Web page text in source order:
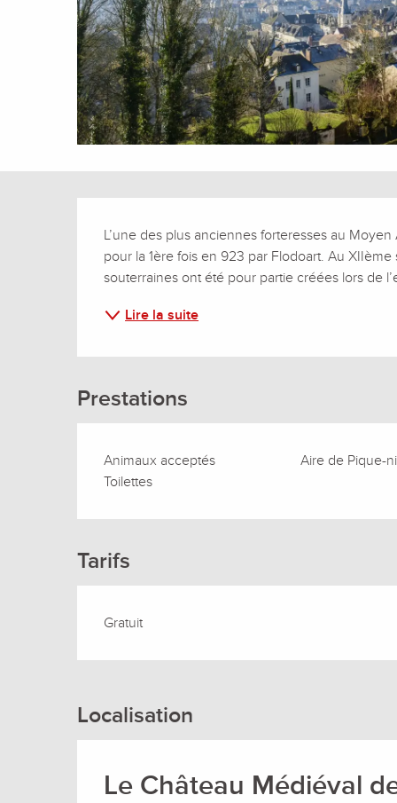
Description
L’une des plus anciennes forteresses au
pour la 1ère fois en 923 par Flodoart. Au
souterraines ont été pour partie créées lors de
Lire la suite
Prestations
Animaux acceptés
Aire de Pique-
Toilettes
Tarifs
Gratuit
Localisation
Le Château Médiéval